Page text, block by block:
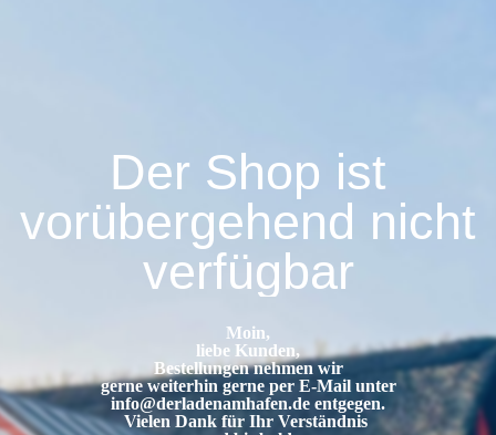
Der Shop ist
vorübergehend nicht
verfügbar
Moin,
liebe Kunden,
Bestellungen nehmen wir
gerne weiterhin gerne per E-Mail unter
info@derladenamhafen.de entgegen.
Vielen Dank für Ihr Verständnis